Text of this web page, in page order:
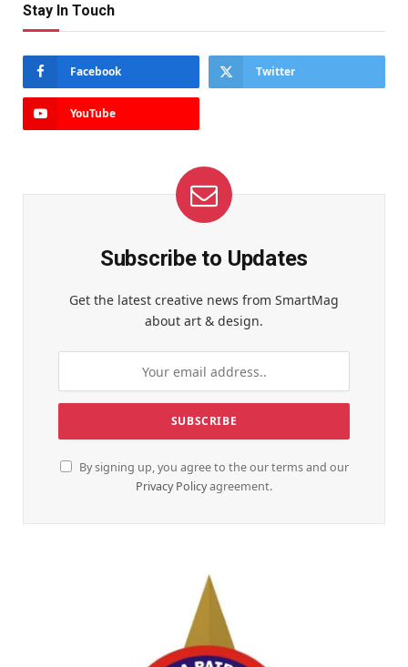
Stay In Touch
Facebook Twitter
YouTube
Subscribe to Updates
Get the latest creative news from SmartMag
about art & design.
By signing up, you agree to the our terms and our
Privacy Policyagreement.